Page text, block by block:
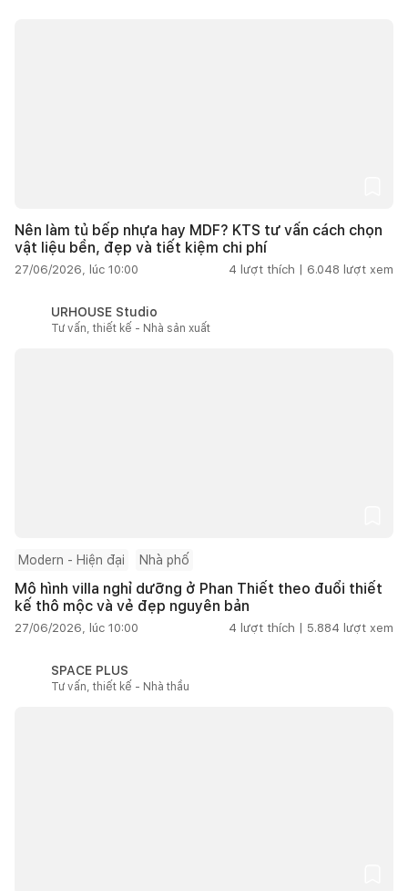
Nên làm tủ bếp nhựa hay MDF? KTS tư vấn cách chọn
vật liệu bền, đẹp và tiết kiệm chi phí
27/06/2026, lúc 10:00 4 lượt thích | 6.048 lượt xem
URHOUSE Studio
Tư vấn, thiết kế - Nhà sản xuất
Modern - Hiện đại Nhà phố
Mô hình villa nghỉ dưỡng ở Phan Thiết theo đuổi thiết
kế thô mộc và vẻ đẹp nguyên bản
27/06/2026, lúc 10:00 4 lượt thích | 5.884 lượt xem
SPACE PLUS
Tư vấn, thiết kế - Nhà thầu